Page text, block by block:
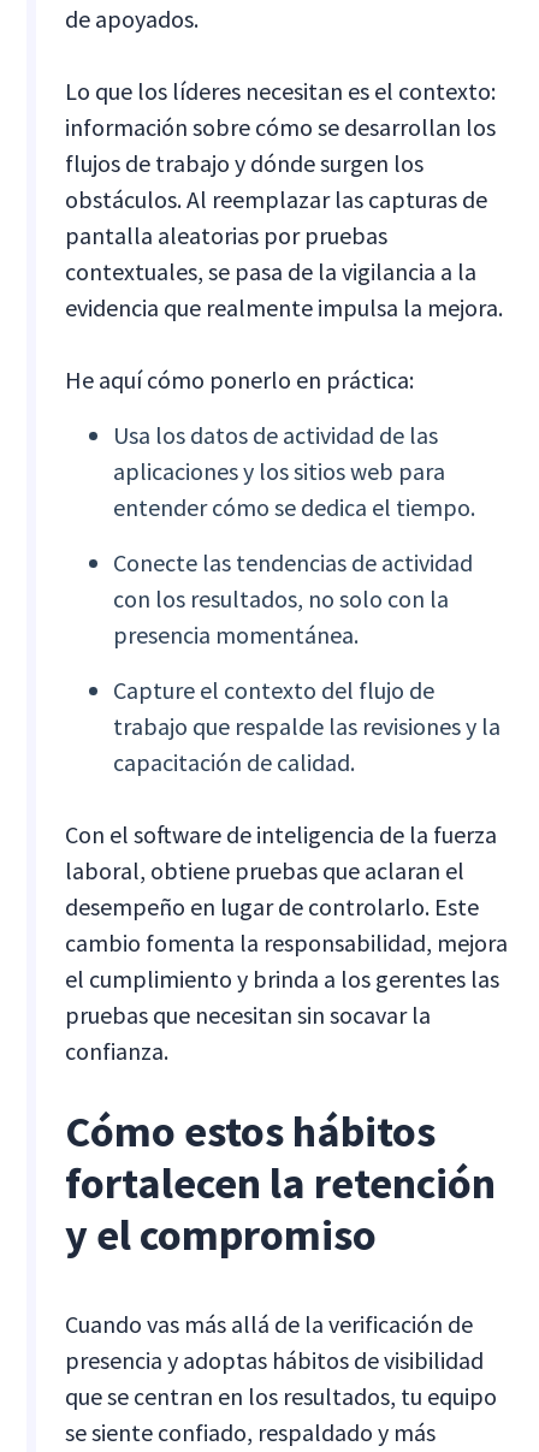
de apoyados.
Lo que los líderes necesitan es el contexto:
información sobre cómo se desarrollan los
flujos de trabajo y dónde surgen los
obstáculos. Al reemplazar las capturas de
pantalla aleatorias por pruebas
contextuales, se pasa de la vigilancia a la
evidencia que realmente impulsa la mejora.
He aquí cómo ponerlo en práctica:
Usa los datos de actividad de las
aplicaciones y los sitios web para
entender cómo se dedica el tiempo.
Conecte las tendencias de actividad
con los resultados, no solo con la
presencia momentánea.
Capture el contexto del flujo de
trabajo que respalde las revisiones y la
capacitación de calidad.
Con el software de inteligencia de la fuerza
laboral, obtiene pruebas que aclaran el
desempeño en lugar de controlarlo. Este
cambio fomenta la responsabilidad, mejora
el cumplimiento y brinda a los gerentes las
pruebas que necesitan sin socavar la
confianza.
Cómo estos hábitos
fortalecen la retención
y el compromiso
Cuando vas más allá de la verificación de
presencia y adoptas hábitos de visibilidad
que se centran en los resultados, tu equipo
se siente confiado, respaldado y más